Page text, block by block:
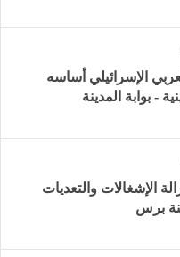
الإسرائيلي أساسه
- بوابة المدينة
الإشغالات والتعديات
برس